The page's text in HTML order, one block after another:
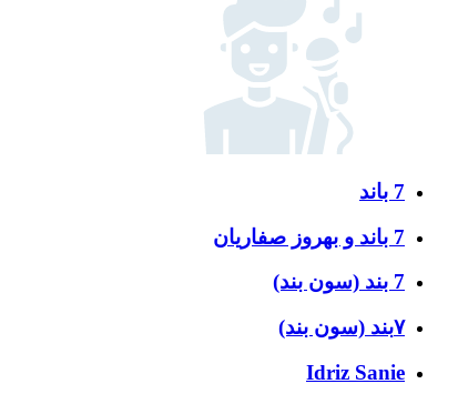
7 باند
7 باند و بهروز صفاریان
7 بند (سون بند)
۷بند (سون بند)
Idriz Sanie